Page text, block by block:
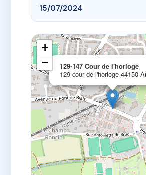
15/07/2024
129-147 Cour de l'horloge
129 cour de l'horloge 44150
+
−